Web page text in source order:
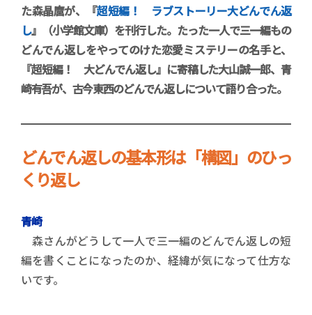
た森晶麿が、『超短編！ ラブストーリー大どんでん返
し』（小学館文庫）を刊行した。たった一人で三一編もの
どんでん返しをやってのけた恋愛ミステリーの名手と、
『超短編！ 大どんでん返し』に寄稿した大山誠一郎、青
崎有吾が、古今東西のどんでん返しについて語り合った。
どんでん返しの基本形は「構図」のひっ
くり返し
青崎
森さんがどうして一人で三一編のどんでん返しの短
編を書くことになったのか、経緯が気になって仕方な
いです。